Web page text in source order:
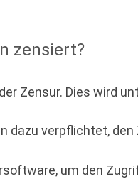
zensiert?
Zensur. Dies wird
dazu verpflichtet,
um den